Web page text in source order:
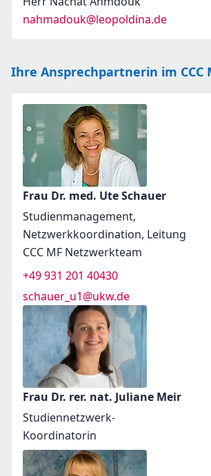
nahmadouk@leopoldina.de
Ihre Ansprechpartnerin im CCC
Frau Dr. med. Ute Schauer
Studienmanagement,
Netzwerkkoordination, Leitung
CCC MF Netzwerkteam
+49 931 201 40430
schauer_u1@ukw.de
Frau Dr. rer. nat. Juliane Meir
Studiennetzwerk-
Koordinatorin